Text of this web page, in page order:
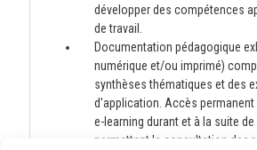
développer des compétences
de travail.
Documentation pédagogique
numérique et/ou imprimé)
synthèses thématiques et des
d'application. Accès
e-learning durant et à la suite
permettant la consultation des